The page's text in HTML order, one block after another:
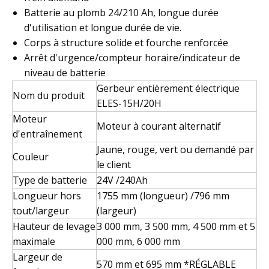
Batterie au plomb 24/210 Ah, longue durée
d'utilisation et longue durée de vie.
Corps à structure solide et fourche renforcée
Arrêt d'urgence/compteur horaire/indicateur de
niveau de batterie
Nom du produit
Gerbeur entièrement électrique
ELES-15H/20H
Moteur
d'entraînement
Moteur à courant alternatif
Couleur
Jaune, rouge, vert ou demandé par
le client
Type de batterie
24V /240Ah
Longueur hors
tout/largeur
1755 mm (longueur) /796 mm
(largeur)
Hauteur de levage
maximale
3 000 mm, 3 500 mm, 4 500 mm et 5
000 mm, 6 000 mm
Largeur de
570 mm et 695 mm *RÉGLABLE